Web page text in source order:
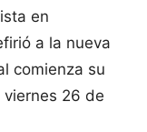
en
a la nueva
comienza su
26 de